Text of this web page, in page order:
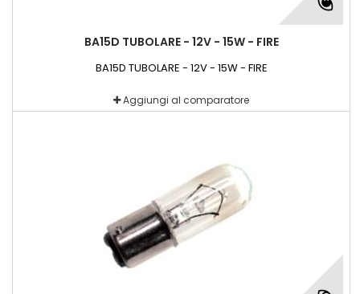
BA15D TUBOLARE - 12V - 15W - FIRE
BA15D TUBOLARE - 12V - 15W - FIRE
Aggiungi al comparatore